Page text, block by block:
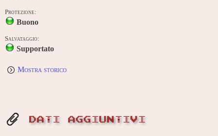
Protezione:
Buono
Salvataggio:
Supportato
Mostra storico
DATI AGGIUNTIVI